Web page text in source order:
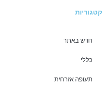
קטגוריות
חדש באתר
כללי
תעופה אזרחית